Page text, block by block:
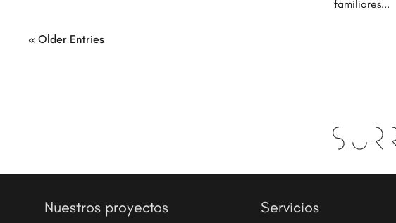
familiares...
« Older Entries
Nuestros proyectos Servicios